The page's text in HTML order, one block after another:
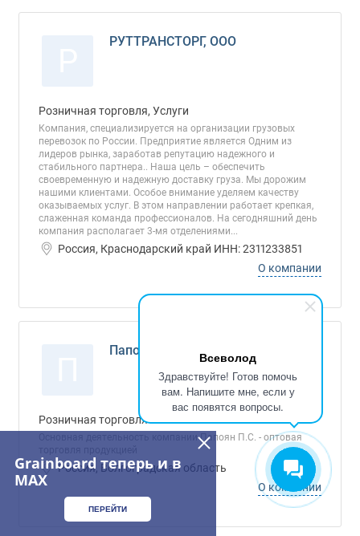
Всеволод
Здравствуйте! Готов помочь
вам. Напишите мне, если у
вас появятся вопросы.
РУТТРАНСТОРГ, ООО
Розничная торговля, Услуги
Компания, специализируется на организации грузовых
перевозок по России. Предприятие является Одним из
лидеров рынка, заработав репутацию надежного и
стабильного партнера.. Наша цель – обеспечить
своевременную и надежную доставку груза. Мы дорожим
нашими клиентами. Особое внимание уделяем качеству
оказываемых услуг. В этом направлении работает крепкая,
слаженная команда профессионалов. На сегодняшний день
компания располагает 3-мя отделениями...
Россия, Краснодарский край ИНН: 2311233851
О компании
Папоян П.С., ИП
Розничная торговля
Основная деятельность компании Папоян П.С. - оптовая
Россия, Волгоградская область
О компании
Grainboard теперь и в
MAX
ПЕРЕЙТИ